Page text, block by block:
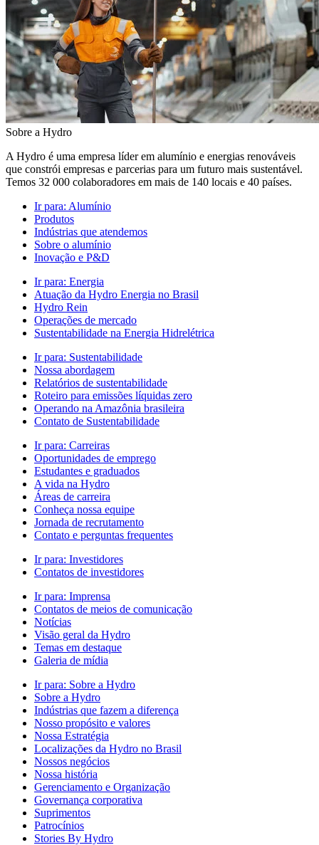
Sobre a Hydro
A Hydro é uma empresa líder em alumínio e energias renováveis
que constrói empresas e parcerias para um futuro mais sustentável.
Temos 32 000 colaboradores em mais de 140 locais e 40 países.
Ir para: Alumínio
Produtos
Indústrias que atendemos
Sobre o alumínio
Inovação e P&D
Ir para: Energia
Atuação da Hydro Energia no Brasil
Hydro Rein
Operações de mercado
Sustentabilidade na Energia Hidrelétrica
Ir para: Sustentabilidade
Nossa abordagem
Relatórios de sustentabilidade
Roteiro para emissões líquidas zero
Operando na Amazônia brasileira
Contato de Sustentabilidade
Ir para: Carreiras
Oportunidades de emprego
Estudantes e graduados
A vida na Hydro
Áreas de carreira
Conheça nossa equipe
Jornada de recrutamento
Contato e perguntas frequentes
Ir para: Investidores
Contatos de investidores
Ir para: Imprensa
Contatos de meios de comunicação
Notícias
Visão geral da Hydro
Temas em destaque
Galeria de mídia
Ir para: Sobre a Hydro
Sobre a Hydro
Indústrias que fazem a diferença
Nosso propósito e valores
Nossa Estratégia
Localizações da Hydro no Brasil
Nossos negócios
Nossa história
Gerenciamento e Organização
Governança corporativa
Suprimentos
Patrocínios
Stories By Hydro